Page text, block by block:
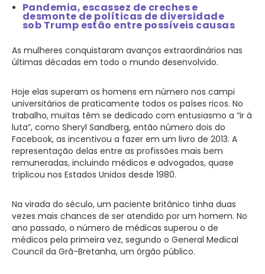
Pandemia, escassez de creches e
desmonte de políticas de diversidade
sob Trump estão entre possíveis causas
As mulheres conquistaram avanços extraordinários nas
últimas décadas em todo o mundo desenvolvido.
Hoje elas superam os homens em número nos campi
universitários de praticamente todos os países ricos. No
trabalho, muitas têm se dedicado com entusiasmo a “ir à
luta”, como Sheryl Sandberg, então número dois do
Facebook, as incentivou a fazer em um livro de 2013. A
representação delas entre as profissões mais bem
remuneradas, incluindo médicos e advogados, quase
triplicou nos Estados Unidos desde 1980.
Na virada do século, um paciente britânico tinha duas
vezes mais chances de ser atendido por um homem. No
ano passado, o número de médicas superou o de
médicos pela primeira vez, segundo o General Medical
Council da Grã-Bretanha, um órgão público.